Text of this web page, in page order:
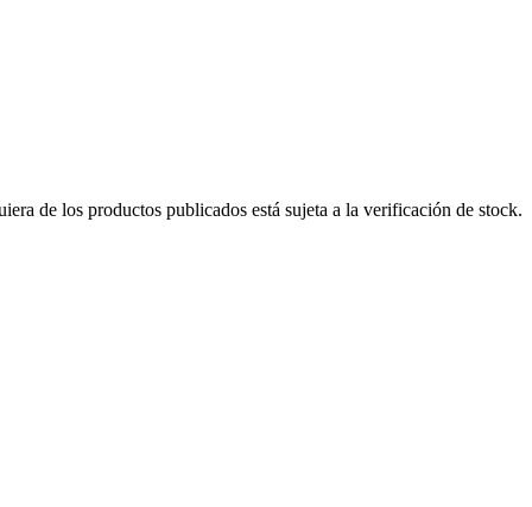
de los productos publicados está sujeta a la verificación de stock.